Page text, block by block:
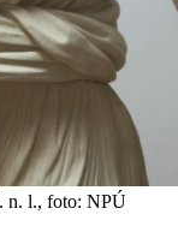
n. l., foto: NPÚ